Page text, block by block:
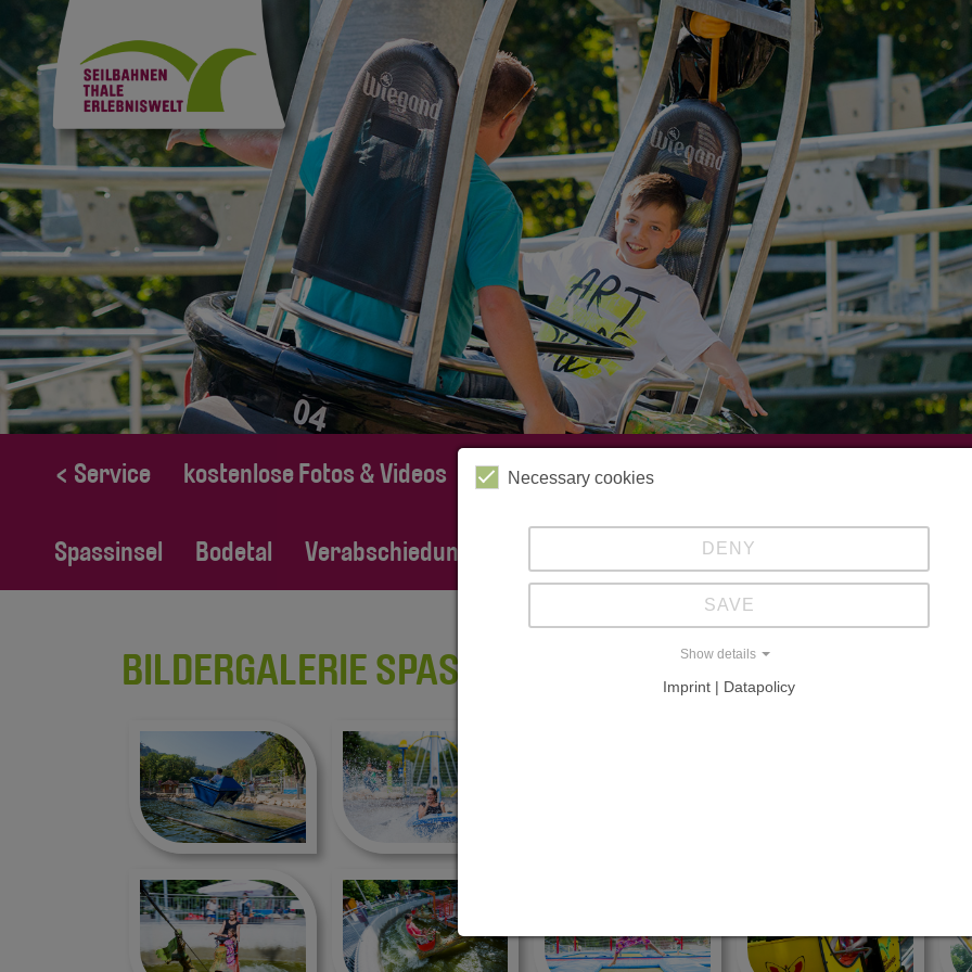
< Service kostenlose Fotos & Videos Videos Kabinenbahn
Spassinsel Bodetal Verabschiedung Familie Tietz
BILDERGALERIE SPASSINSEL
Necessary cookies
DENY
SAVE
Show details
Imprint | Datapolicy